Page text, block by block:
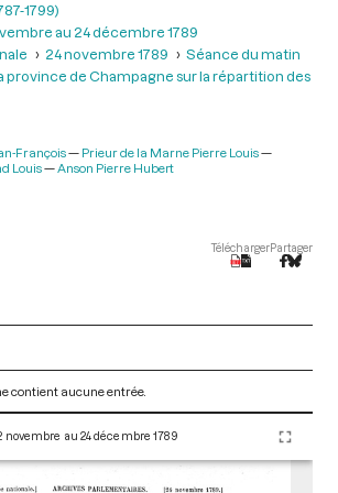
1799)
au 24 décembre 1789
24 novembre 1789
Séance du matin
province de Champagne sur la répartition des
François
Prieur de la Marne Pierre Louis
Louis
Anson Pierre Hubert
TéléchargerPartager
contient aucune entrée.
novembre au 24 décembre 1789